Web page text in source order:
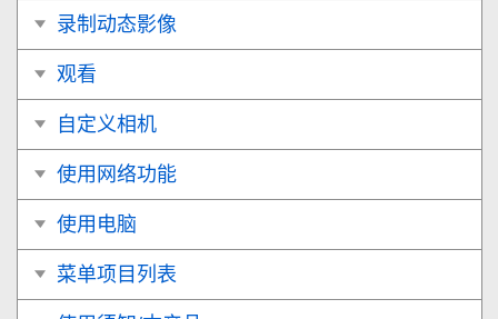
录制动态影像
观看
自定义相机
使用网络功能
使用电脑
菜单项目列表